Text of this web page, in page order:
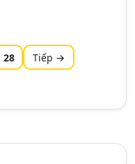
28 Tiếp →